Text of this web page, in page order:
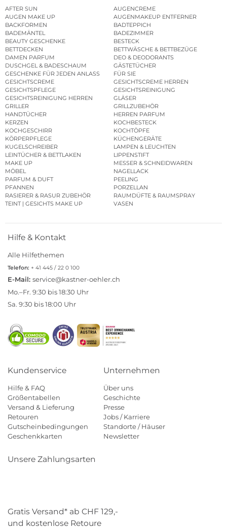
AFTER SUN
AUGENCREME
AUGEN MAKE UP
AUGENMAKEUP ENTFERNER
BACKFORMEN
BADTEPPICH
BADEMÄNTEL
BADEZIMMER
BEAUTY GESCHENKE
BESTECK
BETTDECKEN
BETTWÄSCHE & BETTBEZÜGE
DAMEN PARFUM
DEO & DEODORANTS
DUSCHGEL & BADESCHAUM
GÄSTETÜCHER
GESCHENKE FÜR JEDEN ANLASS
FÜR SIE
GESICHTSCREME
GESICHTSCREME HERREN
GESICHTSPFLEGE
GESICHTSREINIGUNG
GESICHTSREINIGUNG HERREN
GLÄSER
GRILLER
GRILLZUBEHÖR
HANDTÜCHER
HERREN PARFUM
KERZEN
KOCHBESTECK
KOCHGESCHIRR
KOCHTÖPFE
KÖRPERPFLEGE
KÜCHENGERÄTE
KUGELSCHREIBER
LAMPEN & LEUCHTEN
LEINTÜCHER & BETTLAKEN
LIPPENSTIFT
MAKE UP
MESSER & SCHNEIDWAREN
MÖBEL
NAGELLACK
PARFUM & DUFT
PEELING
PFANNEN
PORZELLAN
RASIERER & RASUR ZUBEHÖR
RAUMDÜFTE & RAUMSPRAY
TEINT | GESICHTS MAKE UP
VASEN
Hilfe & Kontakt
Alle Hilfethemen
Telefon: + 41 445 / 22 0 100
E-Mail: service@kastner-oehler.ch
Mo.–Fr. 9:30 bis 18:30 Uhr
Sa. 9:30 bis 18:00 Uhr
Kundenservice
Hilfe & FAQ
Größentabellen
Versand & Lieferung
Retouren
Gutscheinbedingungen
Geschenkkarten
Unternehmen
Über uns
Geschichte
Presse
Jobs / Karriere
Standorte / Häuser
Newsletter
Unsere Zahlungsarten
Gratis Versand* ab CHF 129,-
und kostenlose Retoure